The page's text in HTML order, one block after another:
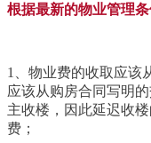
根据最新的物业管理
1、物业费的收取应该
应该从购房合同写明
主收楼，因此延迟收
费；